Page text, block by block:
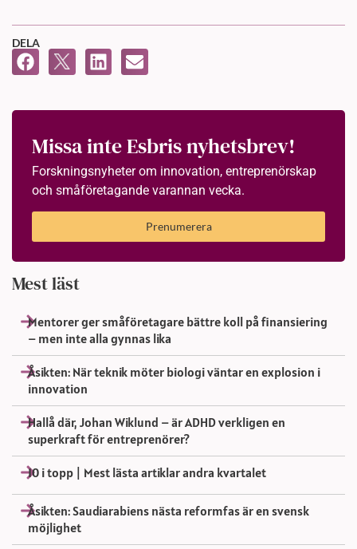
DELA
Missa inte Esbris nyhetsbrev!
Forskningsnyheter om innovation, entreprenörskap
och småföretagande varannan vecka.
Prenumerera
Mest läst
Mentorer ger småföretagare bättre koll på finansiering
– men inte alla gynnas lika
Åsikten: När teknik möter biologi väntar en explosion i
innovation
Hallå där, Johan Wiklund – är ADHD verkligen en
superkraft för entreprenörer?
10 i topp | Mest lästa artiklar andra kvartalet
Åsikten: Saudiarabiens nästa reformfas är en svensk
möjlighet